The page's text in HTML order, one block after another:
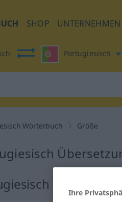
SHOP UNTERNEHMEN
Portugiesisch
Wörterbuch Größe
Übersetzung
Ihre